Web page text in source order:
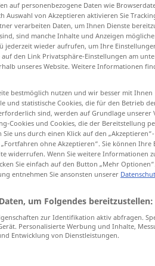
abgeschlossen → siehe „abschließen“
retiré
auf personenbezogene Daten wie
Auswahl von Akzeptieren aktivieren Sie
verarbeiten Daten, um Ihnen Dienste
sind manche Inhalte und Anzeigen
jederzeit wieder aufrufen, um Ihre
den Link Privatsphäre-Einstellungen am
unseres Website. Weitere Informationen
bestmöglich nutzen und wir besser mit Ihnen
statistische Cookies, die für den Betrieb
sind, werden auf Grundlage unserer
Cookies und Cookies, die der Bereitstellung
uns durch einen Klick auf den
ohne Akzeptieren“. Sie können
widerrufen. Wenn Sie weitere Informationen
Sie einfach auf den Button „Mehr
entnehmen Sie ansonsten unserer
um Folgendes bereitzustellen:
zur Identifikation aktiv abfragen.
Personalisierte Werbung und Inhalte,
Entwicklung von Dienstleistungen.